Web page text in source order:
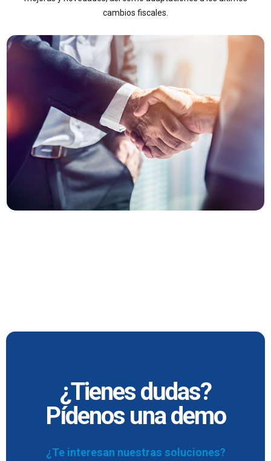
cambios fiscales.
¿Tienes dudas?
Pídenos una demo
¿Te interesan nuestras soluciones?